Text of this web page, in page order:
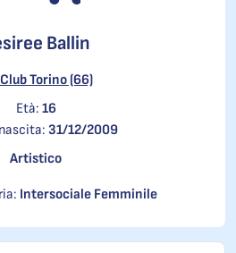
Ballin
Torino (66)
Età: 16
31/12/2009
Artistico
Intersociale Femminile